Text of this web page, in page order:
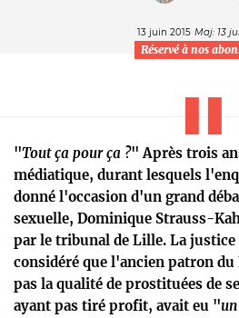
13 juin 2015 Maj: 13
Réservé à nos
"Tout ça pour ça ?" Après trois
médiatique, durant lesquels
donné l'occasion d'un grand
sexuelle, Dominique Strauss-
par le tribunal de Lille. La
considéré que l'ancien patron
pas la qualité de prostituées de
ayant pas tiré profit, avait eu "